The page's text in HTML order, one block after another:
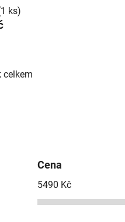
1 ks)
celkem
Cena
5490 Kč